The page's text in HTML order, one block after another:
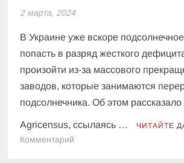
2 марта, 2024
В Украине уже вскоре
попасть в разряд жесткого
произойти из-за массового
заводов, которые занимаются
подсолнечника. Об этом
Agricensus, ссылаясь … ЧИТАЙТЕ
Комментарий